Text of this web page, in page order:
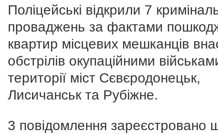
Поліцейські відкрили 7
проваджень за фактами
квартир місцевих мешканців
обстрілів окупаційними
території міст Сєвєродонецьк,
Лисичанськ та Рубіжне.
3 повідомлення зареєстровано